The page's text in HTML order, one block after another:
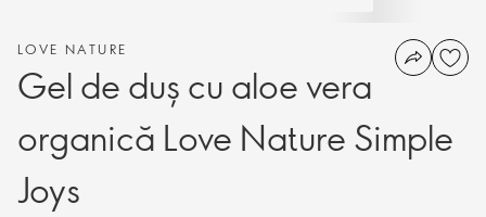
LOVE NATURE
Gel de duș cu aloe vera
organică Love Nature Simple
Joys